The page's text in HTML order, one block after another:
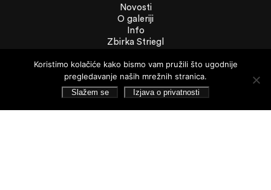
Novosti
O galeriji
Info
Zbirka Striegl
Publikacije
Dokumenti
Koristimo kolačiće kako bismo vam pružili što ugodnije
pregledavanje naših mrežnih stranica.
Slažem se Izjava o privatnosti